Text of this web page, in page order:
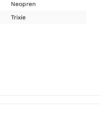
Neopren
Trixie